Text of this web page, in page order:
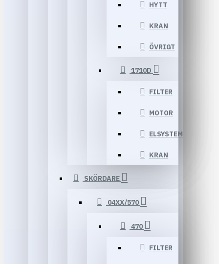
HYTT
KRAN
ÖVRIGT
1710D
FILTER
MOTOR
ELSYSTEM
KRAN
SKÖRDARE
04XX/570
470
FILTER